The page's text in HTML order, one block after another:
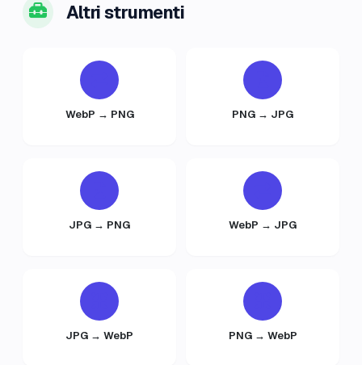
Altri strumenti
WebP → PNG PNG → JPG
JPG → PNG WebP → JPG
JPG → WebP PNG → WebP